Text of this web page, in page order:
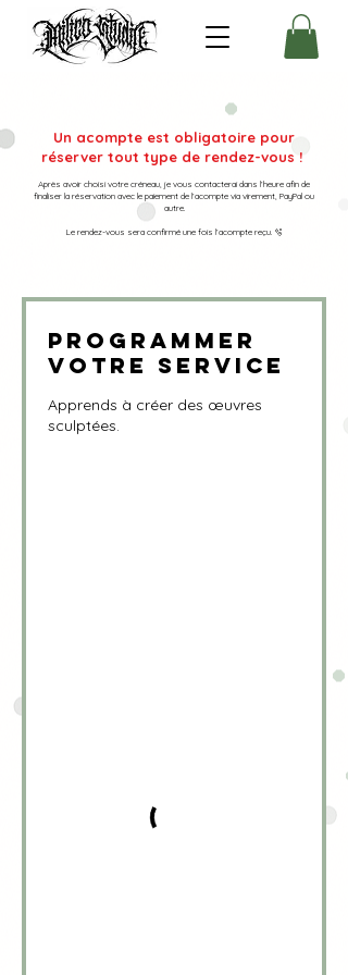
Un acompte est obligatoire pour
réserver tout type de rendez-vous !
Après avoir choisi votre créneau, je vous contacterai dans l’heure afin de
finaliser la réservation avec le paiement de l’acompte via virement, PayPal ou
autre.
Le rendez-vous sera confirmé une fois l’acompte reçu. 🫧
Programmer
votre service
Apprends à créer des œuvres
sculptées.